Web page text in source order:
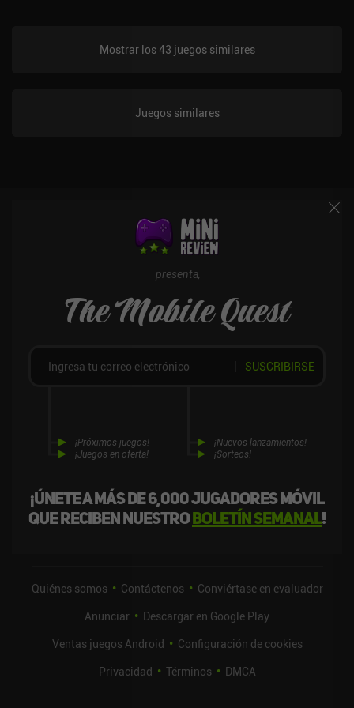
Mostrar los 43 juegos similares
Juegos similares
presenta,
The Mobile Quest
¡Únete a más de 6,000 jugadores móvil
que reciben nuestroboletín semanal!
¡Próximos juegos!
¡Juegos en oferta!
¡Nuevos lanzamientos!
¡Sorteos!
SUSCRIBIRSE
Quiénes somos Contáctenos
Conviértase en evaluador
Anunciar
Descargar en Google Play
Ventas juegos Android
Configuración de cookies
Privacidad
Términos DMCA